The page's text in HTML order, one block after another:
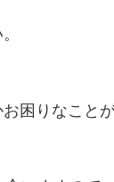
困りなこと